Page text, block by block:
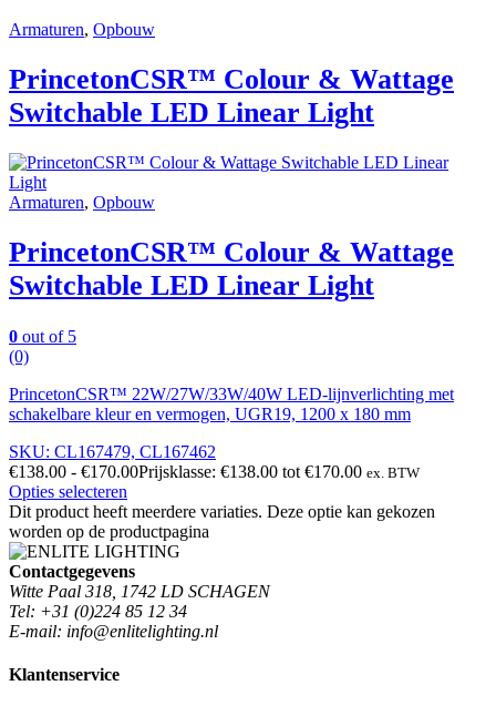
Armaturen, Opbouw
PrincetonCSR™ Colour & Wattage
Switchable LED Linear Light
Armaturen, Opbouw
PrincetonCSR™ Colour & Wattage
Switchable LED Linear Light
0 out of 5
(0)
PrincetonCSR™ 22W/27W/33W/40W LED-lijnverlichting met
schakelbare kleur en vermogen, UGR19, 1200 x 180 mm
SKU: CL167479, CL167462
€138.00 - €170.00Prijsklasse: €138.00 tot €170.00 ex. BTW
Opties selecteren
Dit product heeft meerdere variaties. Deze optie kan gekozen
worden op de productpagina
Contactgegevens
Witte Paal 318, 1742 LD SCHAGEN
Tel: +31 (0)224 85 12 34
E-mail: info@enlitelighting.nl
Klantenservice